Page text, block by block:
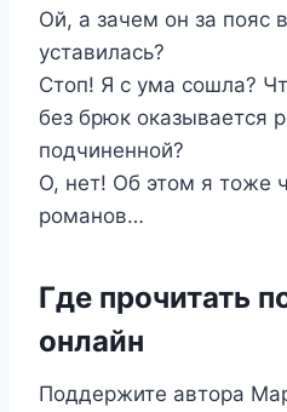
Ой, а зачем он за пояс
уставилась?
Стоп! Я с ума сошла?
без брюк оказывается
подчиненной?
О, нет! Об этом я тоже
романов…
Где прочитать
онлайн
Поддержите автора